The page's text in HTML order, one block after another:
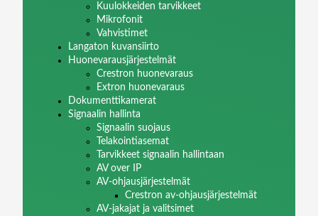
Kuulokkeiden tarvikkeet
Mikrofonit
Vahvistimet
Langaton kuvansiirto
Huonevarausjärjestelmät
Crestron huonevaraus
Extron huonevaraus
Dokumenttikamerat
Signaalin hallinta
Signaalin suojaus
Telakointiasemat
Tarvikkeet signaalin hallintaan
AV over IP
AV-ohjausjärjestelmät
Crestron av-ohjausjärjestelmät
AV-jakajat ja valitsimet